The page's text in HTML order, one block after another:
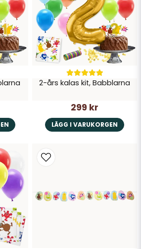
höga, perfekt för små
och utforska
EU-standard: Uppfyller
enligt EN71 och är CE-
Inspirerar barn att skapa egna
Skicka fråga2-års kalas kit, Babblarna
299 kr
LÄGG I VARUKORGEN